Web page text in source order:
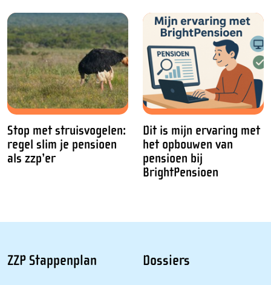
Stop met struisvogelen:
regel slim je pensioen
als zzp’er
Dit is mijn ervaring met
het opbouwen van
pensioen bij
BrightPensioen
ZZP Stappenplan Dossiers